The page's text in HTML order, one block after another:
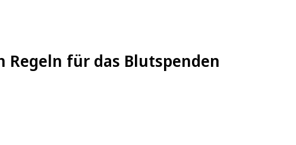
Regeln für das Blutspenden